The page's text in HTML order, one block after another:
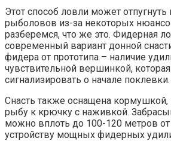
Этот способ ловли может
рыболовов из-за некоторых
разберемся, что же это. Фидерная
современный вариант донной
фидера от прототипа – наличие
чувствительной вершинкой,
сигнализировать о начале поклевки.
Снасть также оснащена кормушкой,
рыбу к крючку с наживкой.
можно вплоть до 100-120 метров от
устройству мощных фидерных